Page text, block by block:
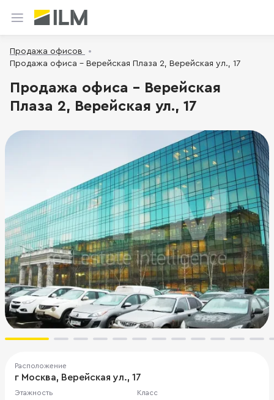
Продажа офисов
Продажа офиса - Верейская Плаза 2, Верейская ул., 17
Продажа офиса - Верейская
Плаза 2, Верейская ул., 17
Расположение
г Москва, Верейская ул., 17
Этажность Класс